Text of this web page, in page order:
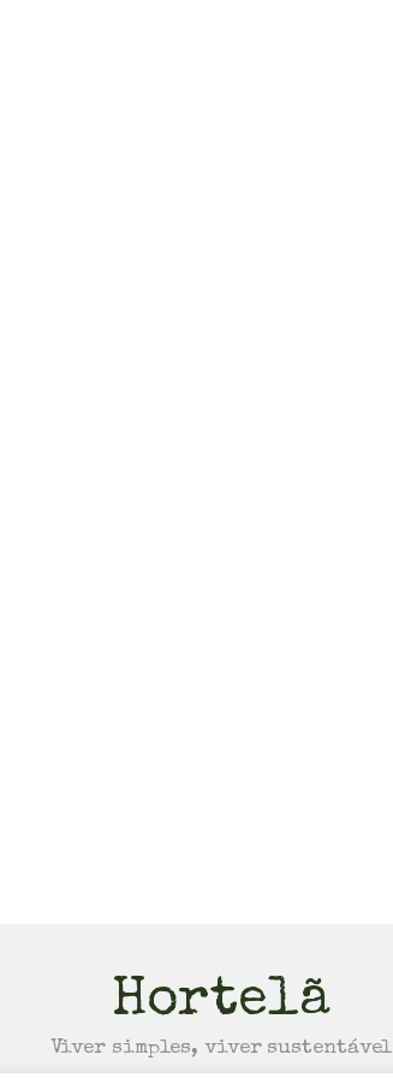
Hortelã
Viver simples, viver sustentável